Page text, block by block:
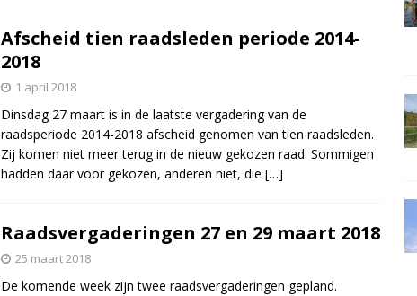
Afscheid tien raadsleden periode 2014-
2018
1 april 2018
Dinsdag 27 maart is in de laatste vergadering van de
raadsperiode 2014-2018 afscheid genomen van tien raadsleden.
Zij komen niet meer terug in de nieuw gekozen raad. Sommigen
hadden daar voor gekozen, anderen niet, die […]
Raadsvergaderingen 27 en 29 maart 2018
25 maart 2018
De komende week zijn twee raadsvergaderingen gepland.